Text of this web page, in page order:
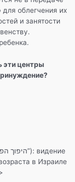
для облегчения их
и занятости
эти центры
в Израиле